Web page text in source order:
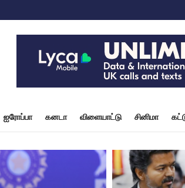
ஐரோப்பா கனடா விளையாட்டு சினிமா